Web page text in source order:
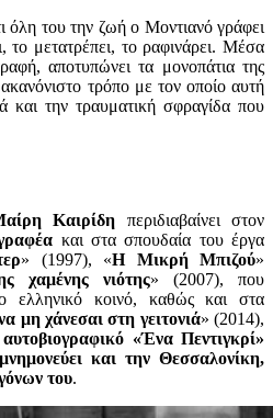
όλη του την ζωή ο Μοντιανό γράφει
το μετατρέπει, το ραφινάρει. Μέσα
αποτυπώνει τα μονοπάτια της
τρόπο με τον οποίο αυτή
και την τραυματική σφραγίδα που
Καιρίδη περιδιαβαίνει στον
και στα σπουδαία του έργα
» (1997), «Η Μικρή Μπιζού»
χαμένης νιότης» (2007), που
ελληνικό κοινό, καθώς και στα
μη χάνεσαι στη γειτονιά» (2014),
«Ένα Πεντιγκρί»
και την Θεσσαλονίκη,
του.